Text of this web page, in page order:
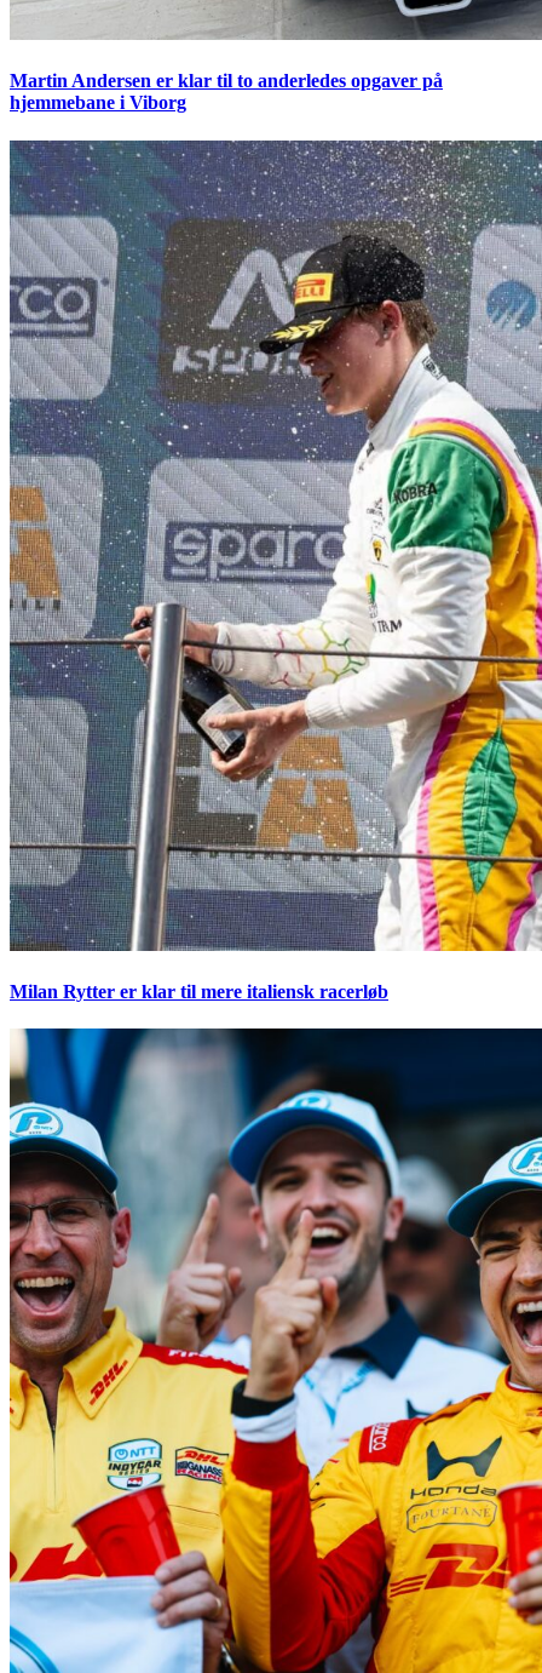
Martin Andersen er klar til to anderledes opgaver på
hjemmebane i Viborg
Milan Rytter er klar til mere italiensk racerløb